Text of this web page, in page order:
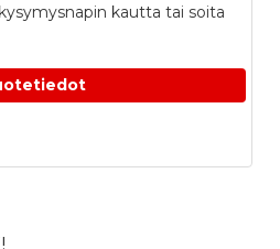
kautta tai soita